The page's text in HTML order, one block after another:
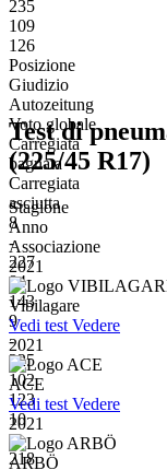
235
109
126
Posizione
Giudizio
Autozeitung
Voto globale
Carregiata
bagnata
Carregiata
asciutta
8
-
227
84
143
9
-
225
102
123
10
-
218
Test di
(225/45 R17)
Stagione
Anno
Associazione
2021
Vibilagare
Vedi test Vedere
2021
ACE
Vedi test Vedere
2021
ARBÖ